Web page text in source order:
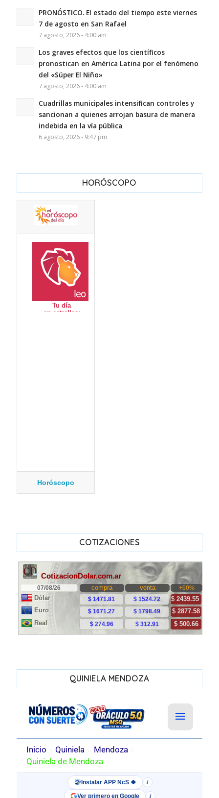
PRONÓSTICO. El estado del tiempo este viernes
7 de agosto en San Rafael
7 agosto, 2026 - 4:00 am
Los graves efectos que los científicos
pronostican en América Latina por el fenómeno
del «Súper El Niño»
7 agosto, 2026 - 4:00 am
Cuadrillas municipales intensifican controles y
sancionan a quienes arrojan basura de manera
indebida en la vía pública
6 agosto, 2026 - 9:47 pm
HORÓSCOPO
Horóscopo
COTIZACIONES
QUINIELA MENDOZA